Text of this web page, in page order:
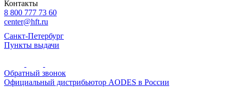
Контакты
8 800 777 73 60
center@hft.ru
Санкт-Петербург
Пункты выдачи
Обратный звонок
Официальный дистрибьютор AODES в России